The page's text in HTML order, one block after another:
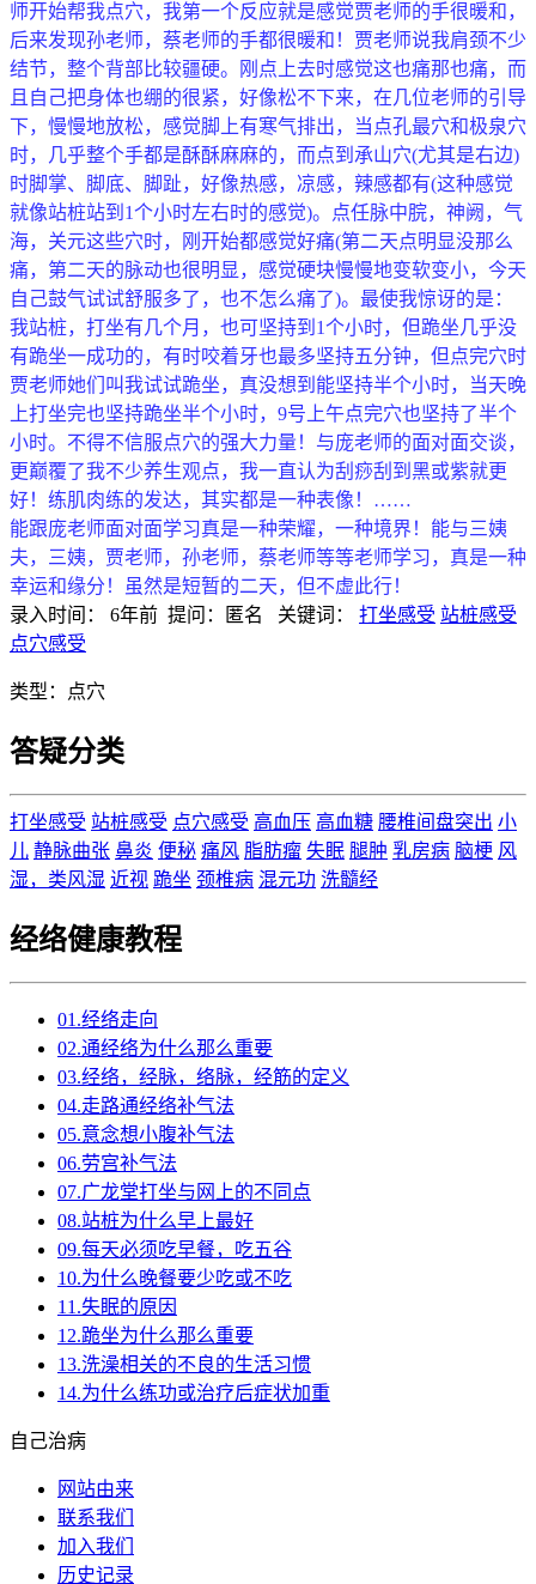
师开始帮我点穴，我第一个反应就是感觉贾老师的手很暖和，
后来发现孙老师，蔡老师的手都很暖和！贾老师说我肩颈不少
结节，整个背部比较疆硬。刚点上去时感觉这也痛那也痛，而
且自己把身体也绷的很紧，好像松不下来，在几位老师的引导
下，慢慢地放松，感觉脚上有寒气排出，当点孔最穴和极泉穴
时，几乎整个手都是酥酥麻麻的，而点到承山穴(尤其是右边)
时脚掌、脚底、脚趾，好像热感，凉感，辣感都有(这种感觉
就像站桩站到1个小时左右时的感觉)。点任脉中脘，神阙，气
海，关元这些穴时，刚开始都感觉好痛(第二天点明显没那么
痛，第二天的脉动也很明显，感觉硬块慢慢地变软变小，今天
自己鼓气试试舒服多了，也不怎么痛了)。最使我惊讶的是：
我站桩，打坐有几个月，也可坚持到1个小时，但跪坐几乎没
有跪坐一成功的，有时咬着牙也最多坚持五分钟，但点完穴时
贾老师她们叫我试试跪坐，真没想到能坚持半个小时，当天晚
上打坐完也坚持跪坐半个小时，9号上午点完穴也坚持了半个
小时。不得不信服点穴的强大力量！与庞老师的面对面交谈，
更巅覆了我不少养生观点，我一直认为刮痧刮到黑或紫就更
好！练肌肉练的发达，其实都是一种表像！……
能跟庞老师面对面学习真是一种荣耀，一种境界！能与三姨
夫，三姨，贾老师，孙老师，蔡老师等等老师学习，真是一种
幸运和缘分！虽然是短暂的二天，但不虚此行！
录入时间：
6年前 提问： 匿名 关键词： 打坐感受 站桩感受
点穴感受
类型： 点穴
答疑分类
打坐感受 站桩感受 点穴感受 高血压 高血糖 腰椎间盘突出 小
儿 静脉曲张 鼻炎 便秘 痛风 脂肪瘤 失眠 腿肿 乳房病 脑梗 风
湿，类风湿 近视 跪坐 颈椎病 混元功 洗髓经
经络健康教程
01.经络走向
02.通经络为什么那么重要
03.经络，经脉，络脉，经筋的定义
04.走路通经络补气法
05.意念想小腹补气法
06.劳宫补气法
07.广龙堂打坐与网上的不同点
08.站桩为什么早上最好
09.每天必须吃早餐，吃五谷
10.为什么晚餐要少吃或不吃
11.失眠的原因
12.跪坐为什么那么重要
13.洗澡相关的不良的生活习惯
14.为什么练功或治疗后症状加重
自己治病
网站由来
联系我们
加入我们
历史记录